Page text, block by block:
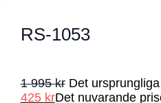
RS-1053
1 995kr Det
425 krDet nuvarande